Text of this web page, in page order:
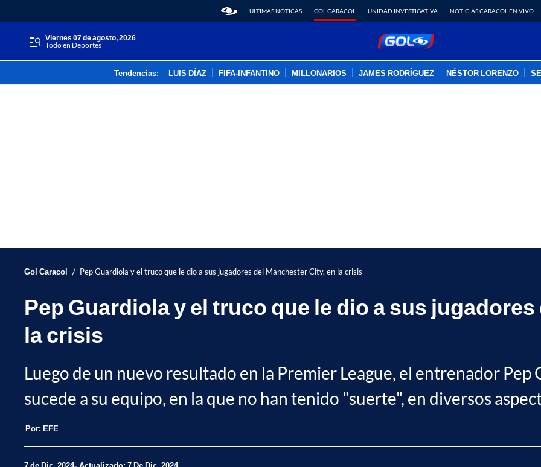
ÚLTIMAS NOTICAS GOL CARACOL UNIDAD INVESTIGATIVA NOTICIAS CARACOL EN VIVO
viernes 07 de agosto, 2026
Todo en Deportes
Tendencias: LUIS DÍAZ FIFA-INFANTINO MILLONARIOS JAMES RODRÍGUEZ NÉSTOR LORENZO
Gol Caracol / Pep Guardiola y el truco que le dio a sus jugadores del Manchester City, en la crisis
Pep Guardiola y el truco que le dio a sus
la crisis
Luego de un nuevo resultado en la Premier League, el entrenador Pep
sucede a su equipo, en la que no han tenido "suerte", en diversos
Por: EFE
7 de Dic, 2024 Actualizado: 7 De Dic, 2024